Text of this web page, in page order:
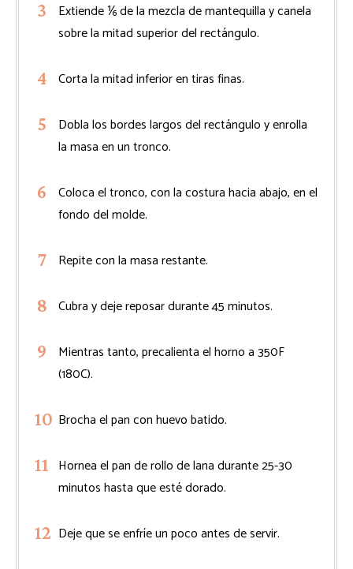
Extiende ⅙ de la mezcla de mantequilla y canela
sobre la mitad superior del rectángulo.
Corta la mitad inferior en tiras finas.
Dobla los bordes largos del rectángulo y enrolla
la masa en un tronco.
Coloca el tronco, con la costura hacia abajo, en el
fondo del molde.
Repite con la masa restante.
Cubra y deje reposar durante 45 minutos.
Mientras tanto, precalienta el horno a 350F
(180C).
Brocha el pan con huevo batido.
Hornea el pan de rollo de lana durante 25-30
minutos hasta que esté dorado.
Deje que se enfríe un poco antes de servir.